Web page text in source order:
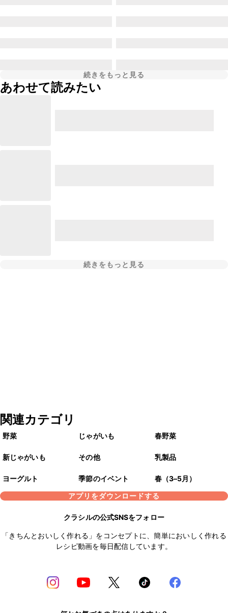
続きをもっと見る
あわせて読みたい
続きをもっと見る
関連カテゴリ
野菜 じゃがいも 春野菜
新じゃがいも その他 乳製品
ヨーグルト 季節のイベント
春（3–5月）
アプリをダウンロードする
クラシルの公式SNSをフォロー
「きちんとおいしく作れる」をコンセプトに、簡単においしく作れる
レシピ動画を毎日配信しています。